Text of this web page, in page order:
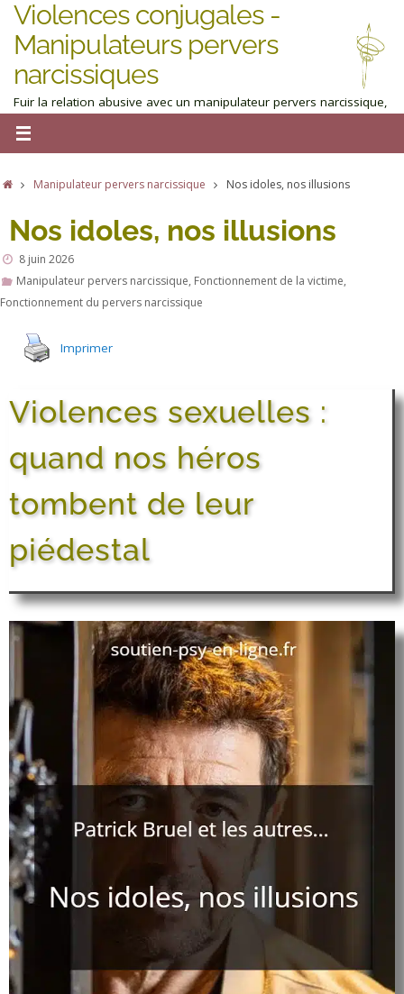
Violences conjugales -
Manipulateurs pervers
narcissiques
Fuir la relation abusive avec un manipulateur pervers narcissique,
Manipulateur pervers narcissique Nos idoles, nos illusions
Nos idoles, nos illusions
8 juin 2026
Manipulateur pervers narcissique, Fonctionnement de la victime,
Fonctionnement du pervers narcissique
Imprimer
Violences sexuelles :
quand nos héros
tombent de leur
piédestal